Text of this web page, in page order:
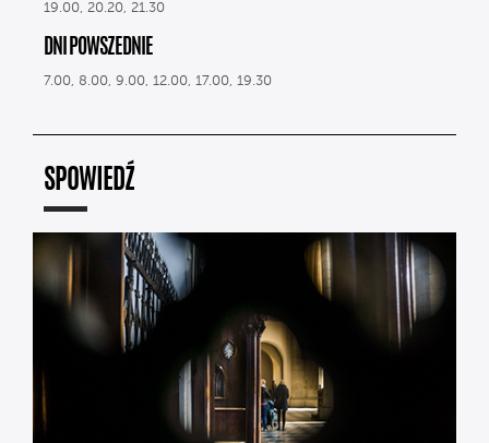
19.00, 20.20, 21.30
DNI POWSZEDNIE
7.00, 8.00, 9.00, 12.00, 17.00, 19.30
SPOWIEDŹ